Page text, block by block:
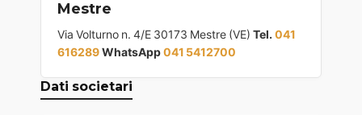
Mestre
Via Volturno n. 4/E 30173 Mestre (VE) Tel. 041
616289WhatsApp041 5412700
Dati societari